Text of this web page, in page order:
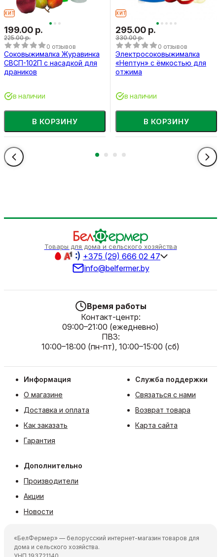
ХИТ
199.00 р.
225.00 р.
0 отзывов
Соковыжималка Журавинка
СВСП-102П с насадкой для
драников
В КОРЗИНУ
в наличии
ХИТ
295.00 р.
330.00 р.
0 отзывов
Электросоковыжималка
«Нептун» с ёмкостью для
отжима
В КОРЗИНУ
в наличии
Товары для дома и сельского хозяйства
+375 (29) 666 02 47
info@belfermer.by
Время работы
Контакт-центр:
09:00–21:00 (ежедневно)
ПВЗ:
10:00–18:00 (пн-пт), 10:00–15:00 (сб)
Информация
О магазине
Доставка и оплата
Как заказать
Гарантия
Служба поддержки
Связаться с нами
Возврат товара
Карта сайта
Дополнительно
Производители
Акции
Новости
«БелФермер» — белорусский интернет-магазин товаров для
дома и сельского хозяйства.